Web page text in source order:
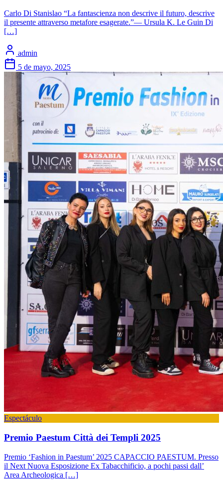
Carlo Di Stanislao “La fantascienza non descrive il futuro, descrive
il presente attraverso metafore esagerate.”— Ursula K. Le Guin Di
[…]
admin
5 de mayo, 2025
Espectáculo
Premio Paestum Città dei Templi 2025
Premio ‘Fashion in Paestum’ 2025 CAPACCIO PAESTUM. Presso
il Next Nuova Esposizione Ex Tabacchificio, a pochi passi dall’
Area Archeologica […]